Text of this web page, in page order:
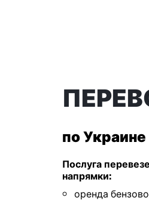
по
Послуга
напрямки:
оренда